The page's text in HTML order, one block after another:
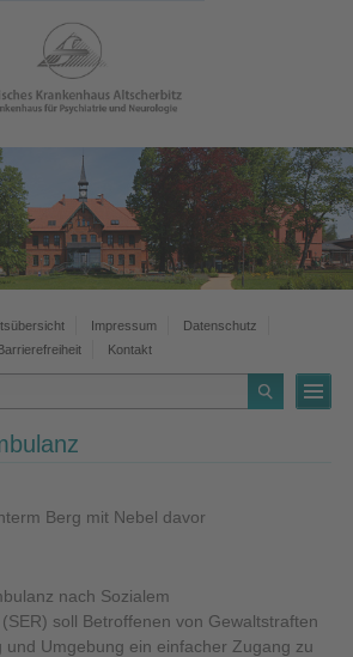
Impressum
Datenschutz
Kontakt
nach Sozialem
soll Betroffenen von Gewaltstraften
und Umgebung ein einfacher Zugang zu